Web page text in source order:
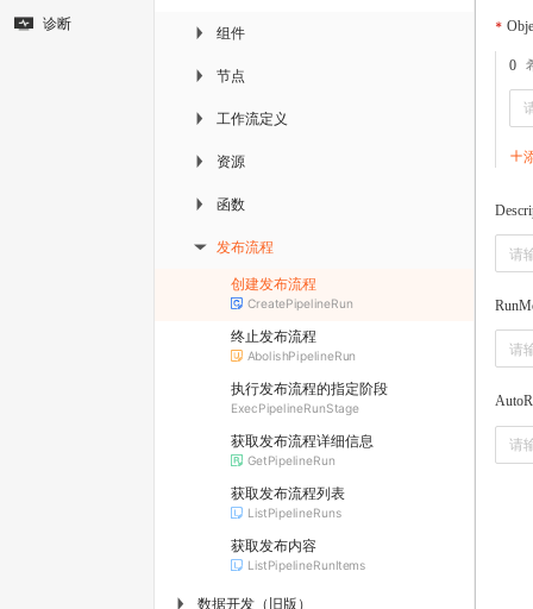
诊断
▶ 组件
▶ 节点
▶ 工作流定义
▶ 资源
▶ 函数
▶ 发布流程
创建发布流程
CreatePipelineRun
终止发布流程
AbolishPipelineRun
执行发布流程的指定阶段
ExecPipelineRunStage
获取发布流程详细信息
GetPipelineRun
获取发布流程列表
ListPipelineRuns
获取发布内容
ListPipelineRunItems
▶ 数据开发（旧版）
0